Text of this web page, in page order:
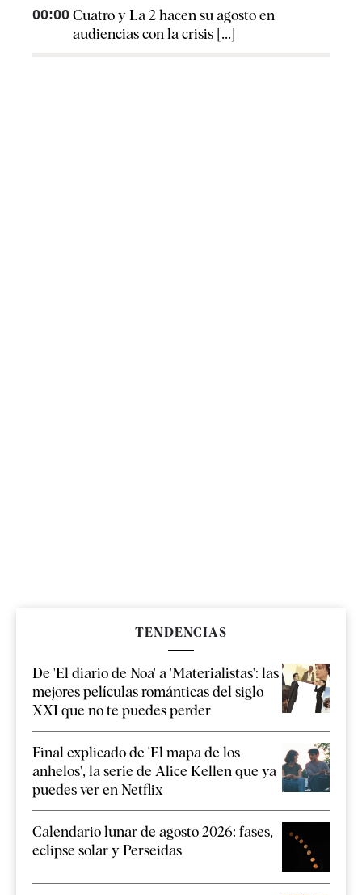
00:00 Cuatro y La 2 hacen su agosto en
audiencias con la crisis [...]
TENDENCIAS
De 'El diario de Noa' a 'Materialistas': las
mejores películas románticas del siglo
XXI que no te puedes perder
Final explicado de 'El mapa de los
anhelos', la serie de Alice Kellen que ya
puedes ver en Netflix
Calendario lunar de agosto 2026: fases,
eclipse solar y Perseidas